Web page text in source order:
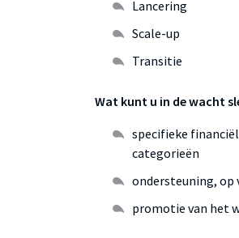
Lancering
Scale-up
Transitie
Wat kunt u in de wacht
specifieke
categorieën
ondersteuning, op
promotie van het